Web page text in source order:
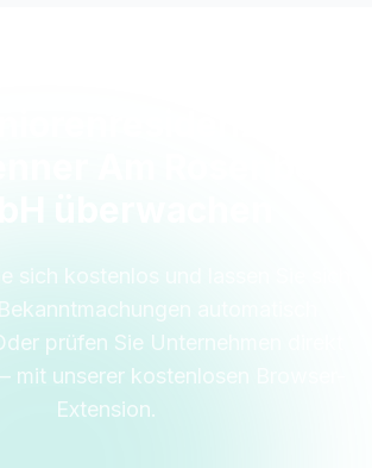
sich kostenlos und lassen Sie sich
automatisch
prüfen Sie Unternehmen direkt
mit unserer kostenlosen Browser-
Extension.